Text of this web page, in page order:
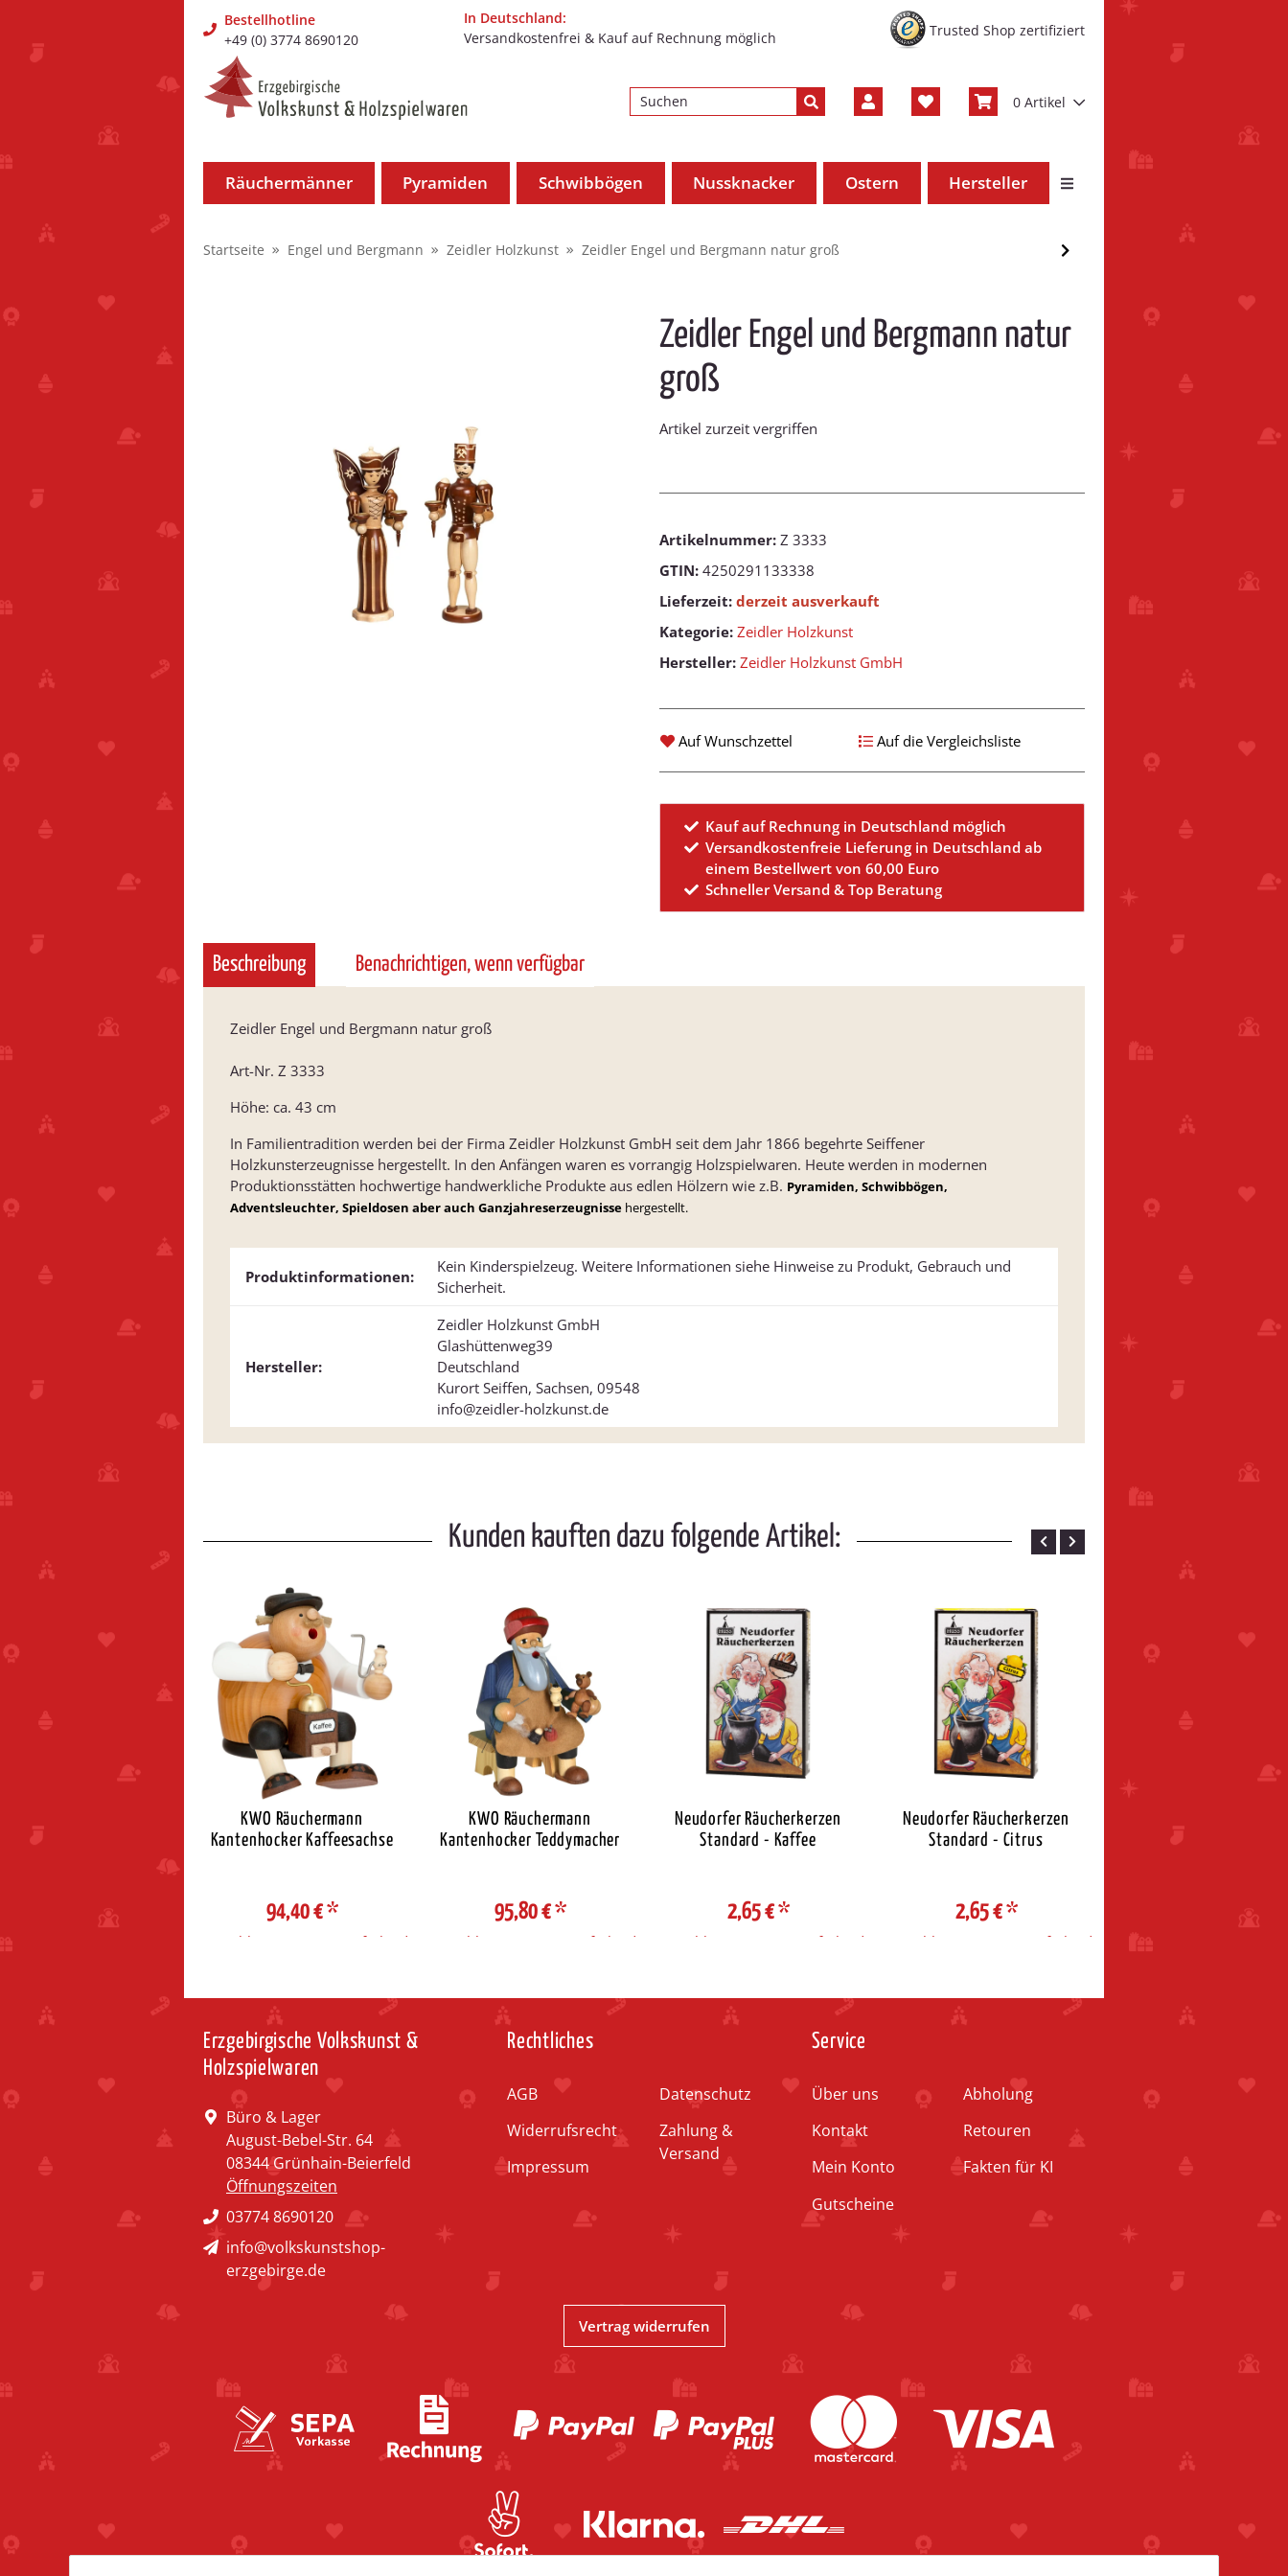
Bestellhotline
+49 (0) 3774 8690120
In Deutschland:
Versandkostenfrei & Kauf auf Rechnung möglich
Trusted Shop zertifiziert
0 Artikel
Räuchermänner Pyramiden Schwibbögen Nussknacker Ostern Hersteller
Startseite Engel und Bergmann Zeidler Holzkunst Zeidler Engel und Bergmann natur groß
Zeidler Engel und Bergmann natur
groß
Artikel zurzeit vergriffen
Artikelnummer: Z 3333
GTIN: 4250291133338
Lieferzeit: derzeit ausverkauft
Kategorie: Zeidler Holzkunst
Hersteller: Zeidler Holzkunst GmbH
Auf Wunschzettel Auf die Vergleichsliste
Kauf auf Rechnung in Deutschland möglich
Versandkostenfreie Lieferung in Deutschland ab
einem Bestellwert von 60,00 Euro
Schneller Versand & Top Beratung
Beschreibung Benachrichtigen, wenn verfügbar
Zeidler Engel und Bergmann natur groß
Art-Nr. Z 3333
Höhe: ca. 43 cm
In Familientradition werden bei der Firma Zeidler Holzkunst GmbH seit dem Jahr 1866 begehrte Seiffener
Holzkunsterzeugnisse hergestellt. In den Anfängen waren es vorrangig Holzspielwaren. Heute werden in modernen
Produktionsstätten hochwertige handwerkliche Produkte aus edlen Hölzern wie z.B. Pyramiden, Schwibbögen,
Adventsleuchter, Spieldosen aber auch Ganzjahreserzeugnisse hergestellt.
Produktinformationen:
Kein Kinderspielzeug. Weitere Informationen siehe Hinweise zu Produkt, Gebrauch und
Sicherheit.
Hersteller:
Zeidler Holzkunst GmbH
Glashüttenweg39
Deutschland
Kurort Seiffen, Sachsen, 09548
info@zeidler-holzkunst.de
Kunden kauften dazu folgende Artikel:
natur mit Figuren
179,95 €*
Steuerzone / Lieferland
KWO Räuchermann
Kantenhocker Kaffeesachse
94,40 €*
Auswahl Steuerzone / Lieferland
KWO Räuchermann
Kantenhocker Teddymacher
95,80 €*
Auswahl Steuerzone / Lieferland
Neudorfer Räucherkerzen
Standard - Kaffee
2,65 €*
Auswahl Steuerzone / Lieferland
Neudorfer Räucherkerzen
Standard - Citrus
2,65 €*
Auswahl Steuerzone / Lieferland
Geburt 4-stöckig
599,00 €*
Auswahl Steuerzone /
Erzgebirgische Volkskunst &
Holzspielwaren
Büro & Lager
August-Bebel-Str. 64
08344 Grünhain-Beierfeld
Öffnungszeiten
03774 8690120
info@volkskunstshop-
erzgebirge.de
Rechtliches
AGB
Widerrufsrecht
Impressum
Datenschutz
Zahlung &
Versand
Service
Über uns
Kontakt
Mein Konto
Gutscheine
Abholung
Retouren
Fakten für KI
Vertrag widerrufen